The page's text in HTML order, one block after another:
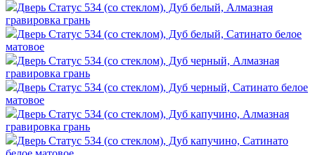
Дверь Статус 534 (со стеклом), Дуб белый, Алмазная
гравировка грань
Дверь Статус 534 (со стеклом), Дуб белый, Сатинато белое
матовое
Дверь Статус 534 (со стеклом), Дуб черный, Алмазная
гравировка грань
Дверь Статус 534 (со стеклом), Дуб черный, Сатинато белое
матовое
Дверь Статус 534 (со стеклом), Дуб капучино, Алмазная
гравировка грань
Дверь Статус 534 (со стеклом), Дуб капучино, Сатинато